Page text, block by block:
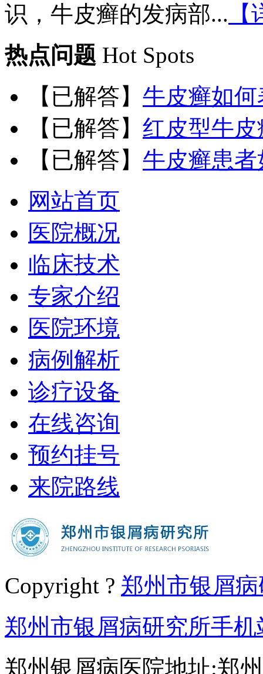
识，牛皮癣的发病部...
热点问题 Hot Spots
【已解答】 牛皮癣如
【已解答】 红皮型牛
【已解答】 牛皮癣患
网站首页
医院概况
临床技术
专家介绍
医院环境
病例解析
诊疗设备
在线咨询
预约挂号
来院路线
Copyright ? 郑州市银屑
郑州市银屑病研究所手机
郑州银屑病医院地址:郑